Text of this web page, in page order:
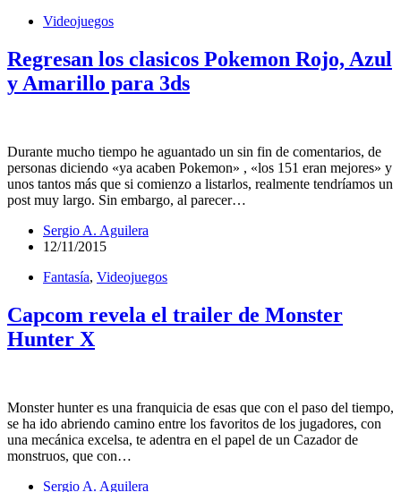
Videojuegos
Regresan los clasicos Pokemon Rojo, Azul
y Amarillo para 3ds
Durante mucho tiempo he aguantado un sin fin de comentarios, de
personas diciendo «ya acaben Pokemon» , «los 151 eran mejores» y
unos tantos más que si comienzo a listarlos, realmente tendríamos un
post muy largo. Sin embargo, al parecer…
Sergio A. Aguilera
12/11/2015
Fantasía, Videojuegos
Capcom revela el trailer de Monster
Hunter X
Monster hunter es una franquicia de esas que con el paso del tiempo,
se ha ido abriendo camino entre los favoritos de los jugadores, con
una mecánica excelsa, te adentra en el papel de un Cazador de
monstruos, que con…
Sergio A. Aguilera